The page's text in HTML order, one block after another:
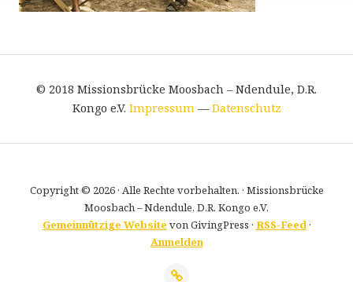
© 2018 Missionsbrücke Moosbach – Ndendule, D.R.
Kongo e.V. Impressum —Datenschutz
Copyright © 2026 · Alle Rechte vorbehalten. · Missionsbrücke
Moosbach – Ndendule, D.R. Kongo e.V.
Gemeinnützige Website von GivingPress · RSS-Feed·
Anmelden